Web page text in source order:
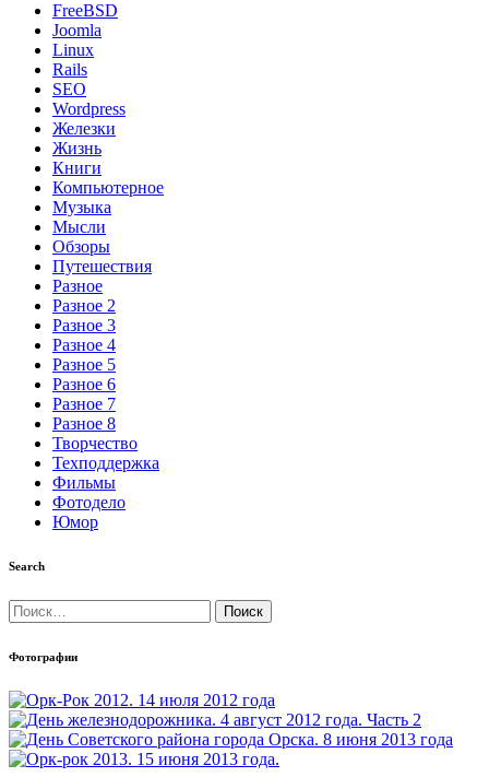
FreeBSD
Joomla
Linux
Rails
SEO
Wordpress
Железки
Жизнь
Книги
Компьютерное
Музыка
Мысли
Обзоры
Путешествия
Разное
Разное 2
Разное 3
Разное 4
Разное 5
Разное 6
Разное 7
Разное 8
Творчество
Техподдержка
Фильмы
Фотодело
Юмор
Search
Найти:
Фотографии